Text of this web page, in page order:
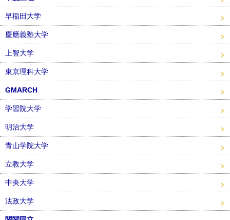
早稲田大学
慶應義塾大学
上智大学
東京理科大学
GMARCH
学習院大学
明治大学
青山学院大学
立教大学
中央大学
法政大学